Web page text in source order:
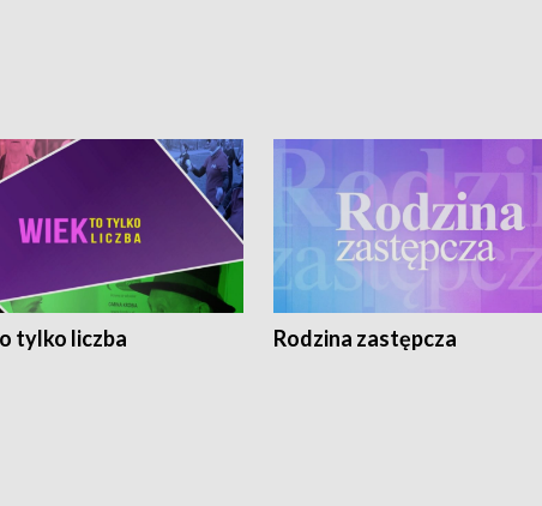
tylko liczba Rodzina zastępcza